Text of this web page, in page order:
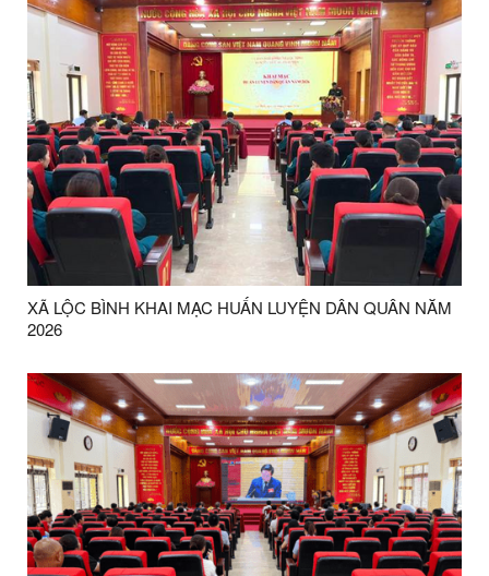
XÃ LỘC BÌNH KHAI MẠC HUẤN LUYỆN DÂN QUÂN NĂM
2026